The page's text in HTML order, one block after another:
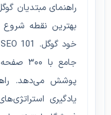
بهترین نقطه شروع
جامع
یادگیری